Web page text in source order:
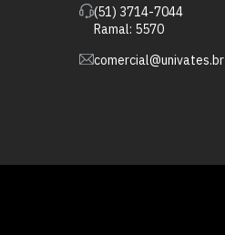
(51) 3714-7044
Ramal: 5570
comercial@univates.br